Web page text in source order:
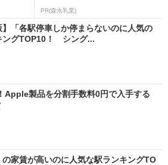
PR(森永乳業)
】「各駅停車しか停まらないのに人気の
ングTOP10！ シング...
Apple製品を分割手数料0円で入手する
の家賃が高いのに人気な駅ランキングTO